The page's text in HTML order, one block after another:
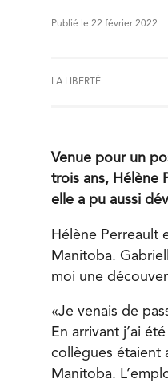
Publié le 22 février 2022
LA LIBERTÉ
Venue pour un
trois ans, Hélène
elle a pu aussi
Hélène Perreault
Manitoba.
moi une
«Je venais de
En arrivant j’ai
collègues étaient
Manitoba.